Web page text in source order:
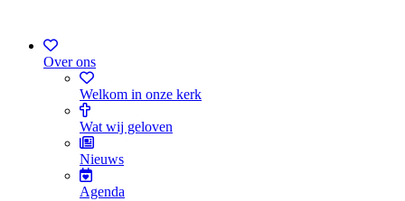
Over ons
Welkom in onze kerk
Wat wij geloven
Nieuws
Agenda